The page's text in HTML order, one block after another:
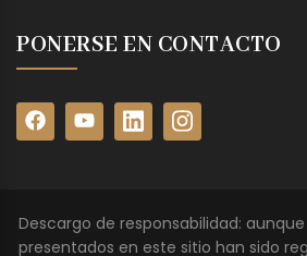
PONERSE EN CONTACTO
Descargo de responsabilidad:
presentados en este sitio han sido